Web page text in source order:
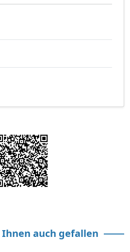
auch gefallen